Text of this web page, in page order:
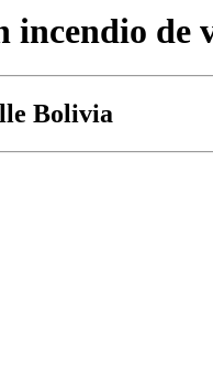
incendio de
Bolivia